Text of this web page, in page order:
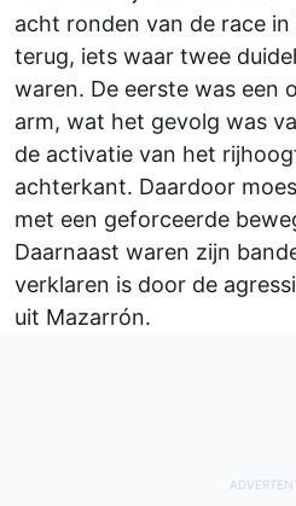
acht ronden van de race
terug, iets waar twee
waren. De eerste was een
arm, wat het gevolg was
de activatie van het
achterkant. Daardoor
met een geforceerde
Daarnaast waren zijn
verklaren is door de
uit Mazarrón.